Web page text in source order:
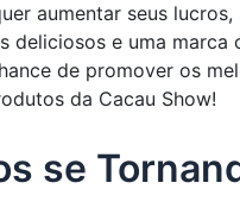
aumentar seus
deliciosos e uma
de promover os
da Cacau Show!
se